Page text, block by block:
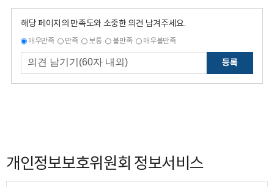
해당 페이지의 만족도와 소중한 의견 남겨주세요.
매우만족 만족 보통 불만족 매우불만족
등록
개인정보보호위원회 정보서비스